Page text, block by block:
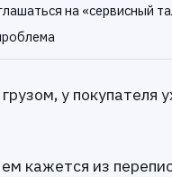
на «сервисный
у покупателя
кажется из